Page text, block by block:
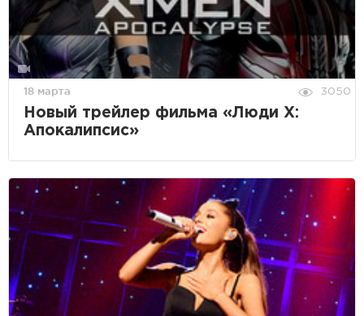
18 марта 3050
Новый трейлер фильма «Люди Х:
Апокалипсис»